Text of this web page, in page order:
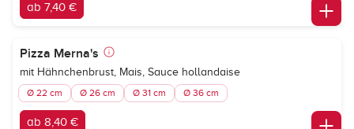
ab 7,40 €
Pizza Merna's
mit Hähnchenbrust, Mais, Sauce hollandaise
Ø 22 cm Ø 26 cm Ø 31 cm Ø 36 cm
ab 8,40 €